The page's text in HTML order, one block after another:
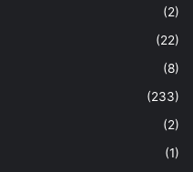
(2)
(22)
(8)
(233)
(2)
(1)